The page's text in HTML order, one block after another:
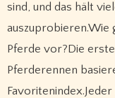
sind, und das hält
auszuprobieren.Wie
Pferde vor?Die
Pferderennen